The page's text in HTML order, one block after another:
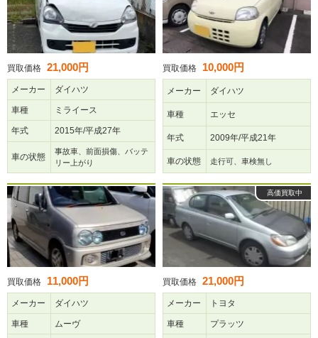
買取価格 21,000円
メーカー ダイハツ
車種 ミライース
年式 2015年/平成27年
車の状態
事故車、前面損傷、バッテ
リー上がり
買取価格 10,000円
メーカー ダイハツ
車種 エッセ
年式 2009年/平成21年
車の状態 走行可、車検無し
買取価格 11,000円
メーカー ダイハツ
車種 ムーヴ
高価買取中
買取価格 21,000円
メーカー トヨタ
車種 プラッツ